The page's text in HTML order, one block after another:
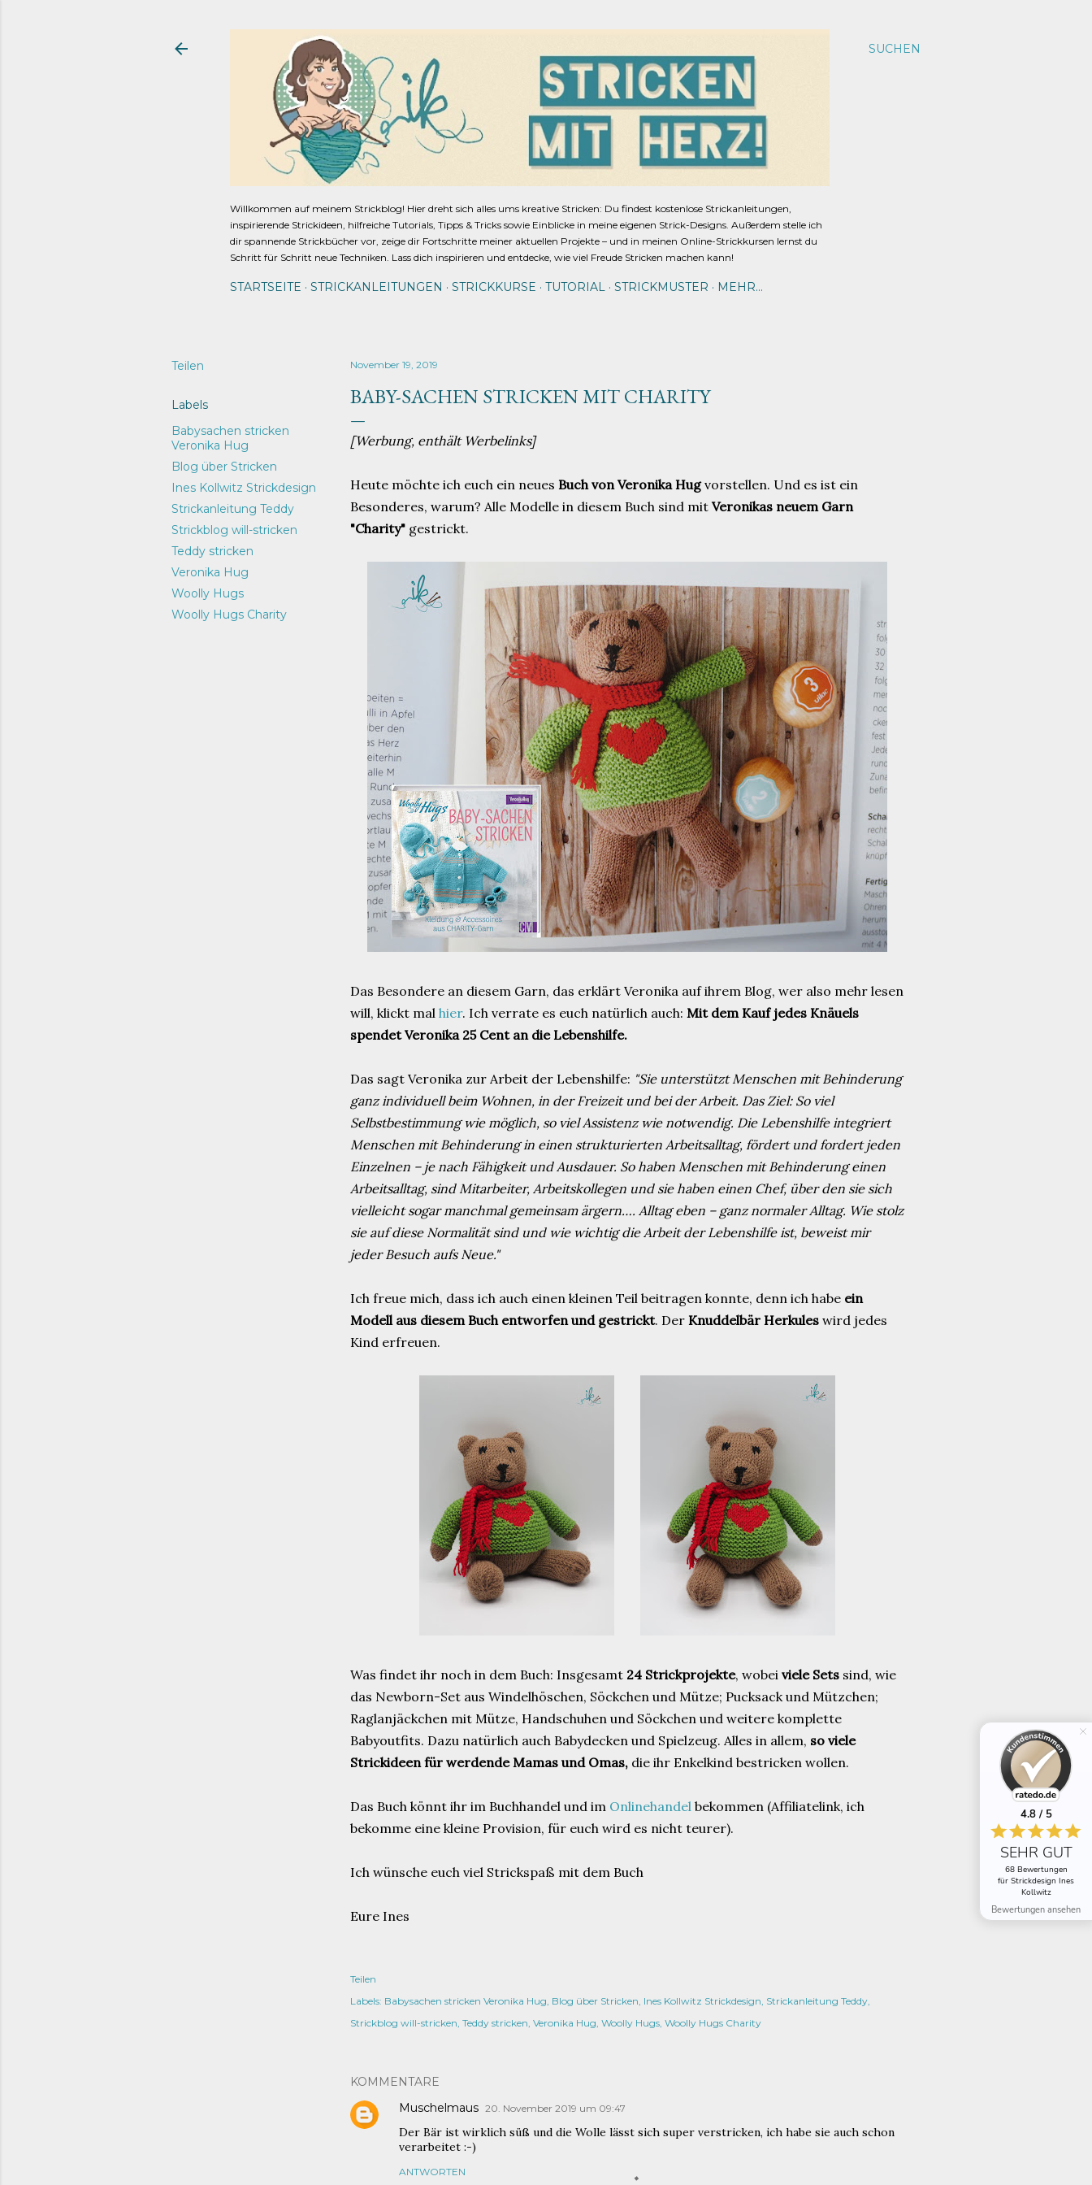
SUCHEN
Willkommen auf meinem Strickblog! Hier dreht sich alles ums kreative Stricken: Du findest kostenlose Strickanleitungen,
inspirierende Strickideen, hilfreiche Tutorials, Tipps & Tricks sowie Einblicke in meine eigenen Strick-Designs. Außerdem stelle ich
dir spannende Strickbücher vor, zeige dir Fortschritte meiner aktuellen Projekte – und in meinen Online-Strickkursen lernst du
Schritt für Schritt neue Techniken. Lass dich inspirieren und entdecke, wie viel Freude Stricken machen kann!
STARTSEITE STRICKANLEITUNGEN STRICKKURSE TUTORIAL STRICKMUSTER MEHR…
Teilen
Labels
Babysachen stricken
Veronika Hug
Blog über Stricken
Ines Kollwitz Strickdesign
Strickanleitung Teddy
Strickblog will-stricken
Teddy stricken
Veronika Hug
Woolly Hugs
Woolly Hugs Charity
November 19, 2019
BABY-SACHEN STRICKEN MIT CHARITY
[Werbung, enthält Werbelinks]
Heute möchte ich euch ein neues Buch von Veronika Hugvorstellen. Und es ist ein
Besonderes, warum? Alle Modelle in diesem Buch sind mit Veronikas neuem Garn
"Charity" gestrickt.
Das Besondere an diesem Garn, das erklärt Veronika auf ihrem Blog, wer also mehr lesen
will, klickt mal hier. Ich verrate es euch natürlich auch: Mit dem Kauf jedes Knäuels
spendet Veronika 25 Cent an die Lebenshilfe.
Das sagt Veronika zur Arbeit der Lebenshilfe: "Sie unterstützt Menschen mit Behinderung
ganz individuell beim Wohnen, in der Freizeit und bei der Arbeit. Das Ziel: So viel
Selbstbestimmung wie möglich, so viel Assistenz wie notwendig. Die Lebenshilfe integriert
Menschen mit Behinderung in einen strukturierten Arbeitsalltag, fördert und fordert jeden
Einzelnen – je nach Fähigkeit und Ausdauer. So haben Menschen mit Behinderung einen
Arbeitsalltag, sind Mitarbeiter, Arbeitskollegen und sie haben einen Chef, über den sie sich
vielleicht sogar manchmal gemeinsam ärgern…. Alltag eben – ganz normaler Alltag. Wie stolz
sie auf diese Normalität sind und wie wichtig die Arbeit der Lebenshilfe ist, beweist mir
jeder Besuch aufs Neue."
Ich freue mich, dass ich auch einen kleinen Teil beitragen konnte, denn ich habe ein
Modell aus diesem Buch entworfen und gestrickt. Der Knuddelbär Herkules wird jedes
Kind erfreuen.
Was findet ihr noch in dem Buch: Insgesamt 24 Strickprojekte, wobei viele Sets sind, wie
das Newborn-Set aus Windelhöschen, Söckchen und Mütze; Pucksack und Mützchen;
Raglanjäckchen mit Mütze, Handschuhen und Söckchen und weitere komplette
Babyoutfits. Dazu natürlich auch Babydecken und Spielzeug. Alles in allem, so viele
Strickideen für werdende Mamas und Omas, die ihr Enkelkind bestricken wollen.
Das Buch könnt ihr im Buchhandel und im Onlinehandel bekommen (Affiliatelink, ich
bekomme eine kleine Provision, für euch wird es nicht teurer).
Ich wünsche euch viel Strickspaß mit dem Buch
Eure Ines
Teilen
Labels: Babysachen stricken Veronika Hug Blog über Stricken Ines Kollwitz Strickdesign Strickanleitung Teddy
Strickblog will-stricken Teddy stricken Veronika Hug Woolly Hugs Woolly Hugs Charity
KOMMENTARE
Muschelmaus 20. November 2019 um 09:47
Der Bär ist wirklich süß und die Wolle lässt sich super verstricken, ich habe sie auch schon
verarbeitet :-)
ANTWORTEN
4.8 / 5
SEHR GUT
68 Bewertungen
für Strickdesign Ines
Kollwitz
Bewertungen ansehen